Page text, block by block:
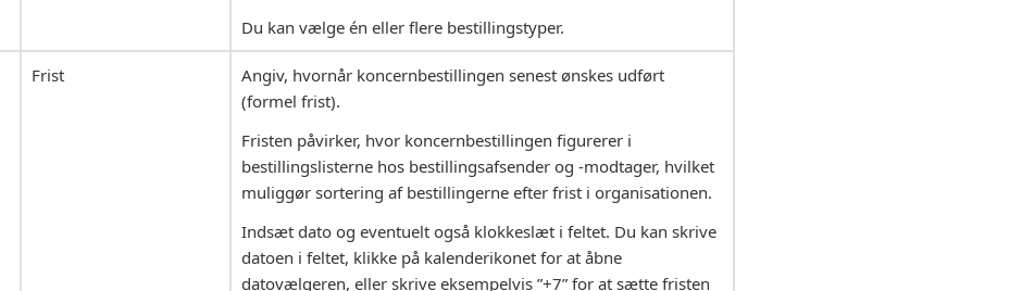
Du kan vælge én eller flere bestillingstyper.
Frist
Angiv, hvornår koncernbestillingen senest ønskes udført
(formel frist).
Fristen påvirker, hvor koncernbestillingen figurerer i
bestillingslisterne hos bestillingsafsender og -modtager, hvilket
muliggør sortering af bestillingerne efter frist i organisationen.
Indsæt dato og eventuelt også klokkeslæt i feltet. Du kan skrive
datoen i feltet, klikke på kalenderikonet for at åbne
datovælgeren, eller skrive eksempelvis ”+7” for at sætte fristen